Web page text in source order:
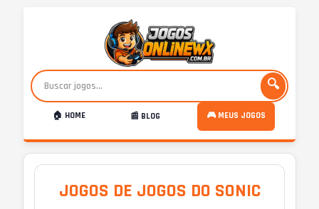
🔍
🏠 HOME 📰 BLOG 🎮 MEUS JOGOS
JOGOS DE JOGOS DO SONIC